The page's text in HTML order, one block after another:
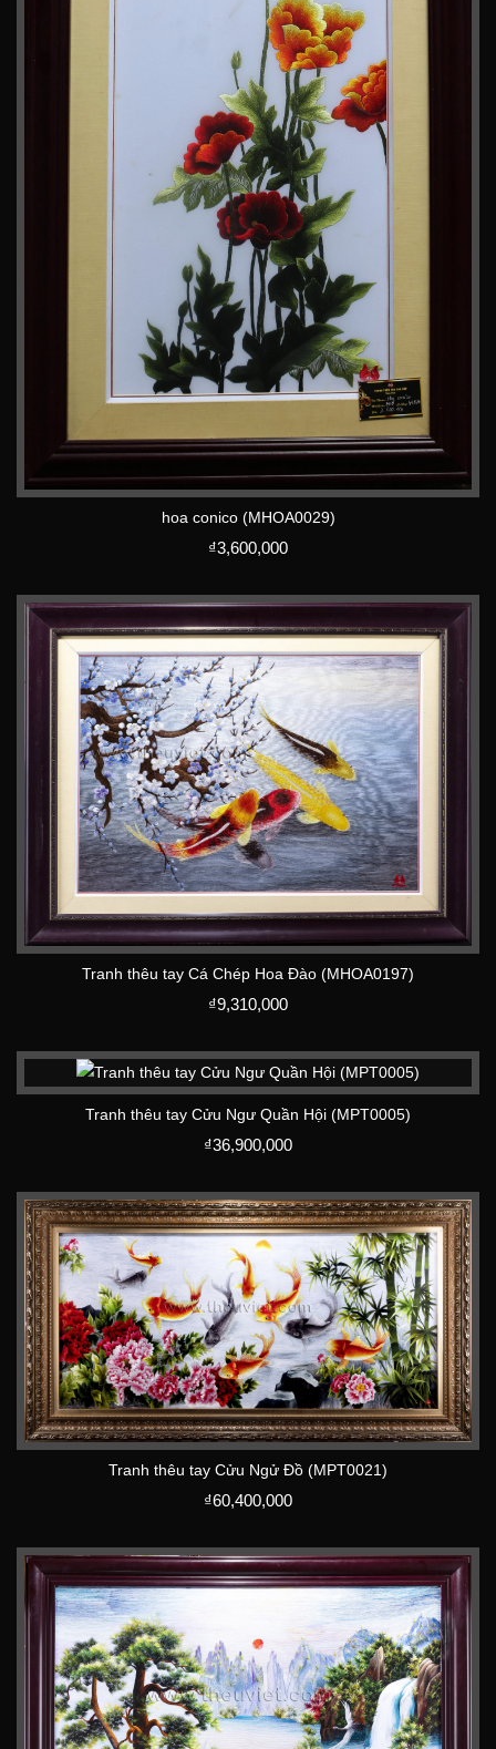
hoa conico (MHOA0029)
₫3,600,000
Tranh thêu tay Cá Chép Hoa Đào (MHOA0197)
₫9,310,000
Tranh thêu tay Cửu Ngư Quần Hội (MPT0005)
₫36,900,000
Tranh thêu tay Cửu Ngử Đồ (MPT0021)
₫60,400,000